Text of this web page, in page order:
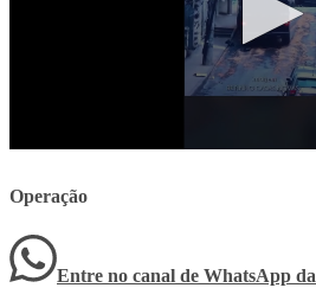
Operação
Entre no canal de WhatsApp da